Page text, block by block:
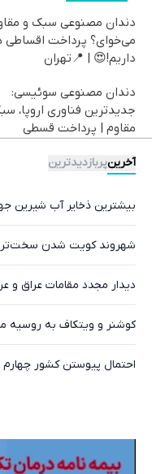
دندان مصنوعی سبک و
می‌خوای؟ پرداخت اقساطی
داریم!😍 | 📍تهران
دندان مصنوعی سوئیسی:
جدیدترین فناوری اروپا،
مقاوم | پرداخت قسطی
آخرینپربازدیدترین
بیشترین ذخایر آب شیرین
شهروند کویت شدن سخت‌تر
دیدار مجدد مقامات عراق و
کوشنر و ویتکاف به روسیه
احتمال پیوستن کشور